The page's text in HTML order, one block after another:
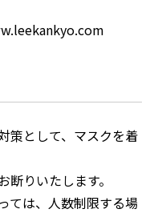
策として、マスクを着
りいたします。
ては、人数制限する場